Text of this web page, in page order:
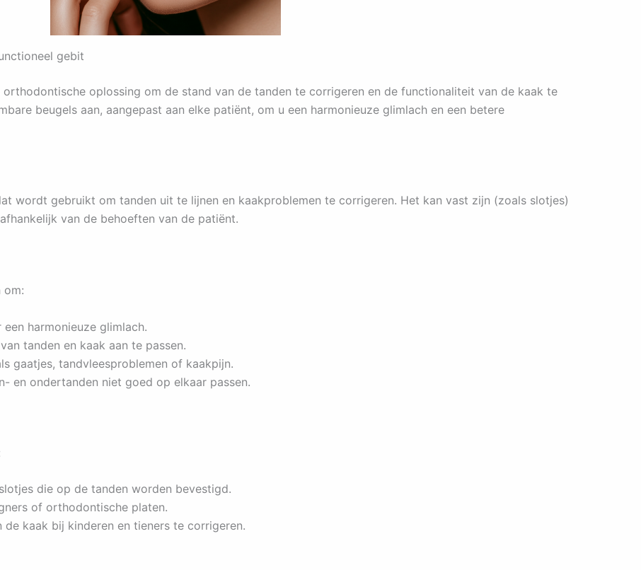
gebit
oplossing om de stand van de tanden te corrigeren en de functionaliteit van de kaak te
beugels aan, aangepast aan elke patiënt, om u een harmonieuze glimlach en een betere
wordt gebruikt om tanden uit te lijnen en kaakproblemen te corrigeren. Het kan vast zijn (zoals slotjes)
van de behoeften van de patiënt.
om:
harmonieuze glimlach.
tanden en kaak aan te passen.
gaatjes, tandvleesproblemen of kaakpijn.
en ondertanden niet goed op elkaar passen.
die op de tanden worden bevestigd.
of orthodontische platen.
de kaak bij kinderen en tieners te corrigeren.